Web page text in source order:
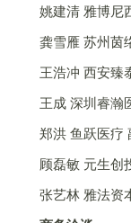
姚建清 雅博尼西
龚雪雁 苏州茵
王浩冲 西安臻泰
王成 深圳睿瀚医
郑洪 鱼跃医疗
顾磊敏 元生创
张艺林 雅法资